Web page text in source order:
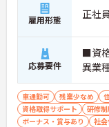
雇用形態 正社
応募要件
■資
異業
車通勤可 残業少なめ
資格取得サポート
研修制
ボーナス・賞与あり
社